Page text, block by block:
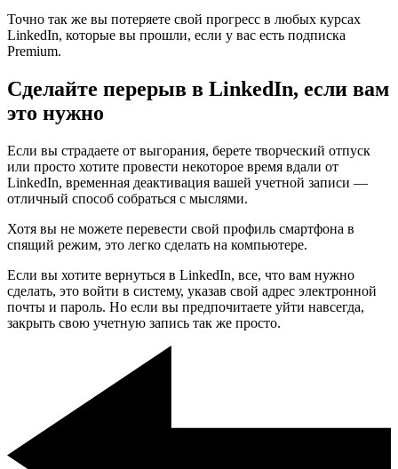
Точно так же вы потеряете свой прогресс в любых курсах
LinkedIn, которые вы прошли, если у вас есть подписка
Premium.
Сделайте перерыв в LinkedIn, если вам
это нужно
Если вы страдаете от выгорания, берете творческий отпуск
или просто хотите провести некоторое время вдали от
LinkedIn, временная деактивация вашей учетной записи —
отличный способ собраться с мыслями.
Хотя вы не можете перевести свой профиль смартфона в
спящий режим, это легко сделать на компьютере.
Если вы хотите вернуться в LinkedIn, все, что вам нужно
сделать, это войти в систему, указав свой адрес электронной
почты и пароль. Но если вы предпочитаете уйти навсегда,
закрыть свою учетную запись так же просто.